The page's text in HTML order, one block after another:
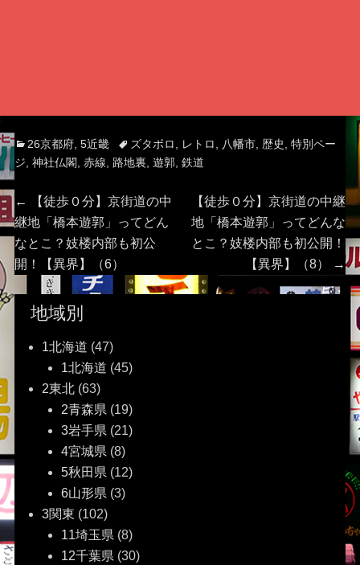
Categories
26京都府, 5近畿 Tagsズタボロ レトロ 八幡市, 歴史
特別ペー
ジ 神社仏閣 赤線 路地裏 遊郭, 鉄道
投
稿
ナ
ビ
ゲ
ー
ョ
ン
←
Previous
post:
【徒歩０分】京街道の中
継地「橋本遊郭」ってどん
なとこ？妓楼内部も初公
開！【異界】（6）
Next
post:
【徒歩０分】京街道の中継
地「橋本遊郭」ってどんな
とこ？妓楼内部も初公開！
【異界】（8）
→
地域別
1北海道 (47)
1北海道 (45)
2東北(63)
2青森県 (19)
3岩手県 (21)
4宮城県 (8)
5秋田県 (12)
6山形県 (3)
3関東 (102)
11埼玉県 (8)
12千葉県 (30)